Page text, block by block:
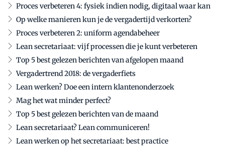
Proces verbeteren 4: fysiek indien nodig, digitaal waar kan
Op welke manieren kun je de vergadertijd verkorten?
Proces verbeteren 2: uniform agendabeheer
Lean secretariaat: vijf processen die je kunt verbeteren
Top 5 best gelezen berichten van afgelopen maand
Vergadertrend 2018: de vergaderfiets
Lean werken? Doe een intern klantenonderzoek
Mag het wat minder perfect?
Top 5 best gelezen berichten van de maand
Lean secretariaat? Lean communiceren!
Lean werken op het secretariaat: best practice